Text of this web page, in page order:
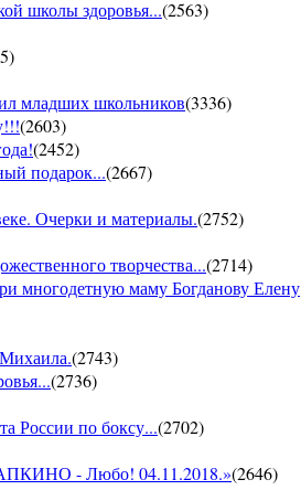
школы здоровья...(2563)
)
младших школьников(3336)
(2603)
(2452)
подарок...(2667)
Очерки и материалы.(2752)
творчества...(2714)
многодетную маму Богданову Елену
(2743)
(2736)
России по боксу...(2702)
- Любо! 04.11.2018.»(2646)